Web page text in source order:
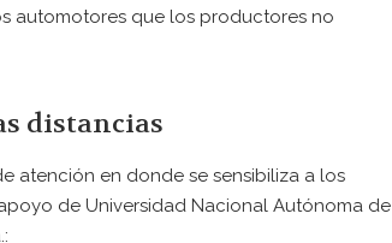
automotores que los productores no
distancias
atención en donde se sensibiliza a los
de Universidad Nacional Autónoma de